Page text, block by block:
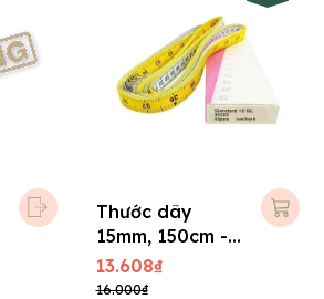
Thước dây
15mm, 150cm -
Germany
13.608₫
16.000₫